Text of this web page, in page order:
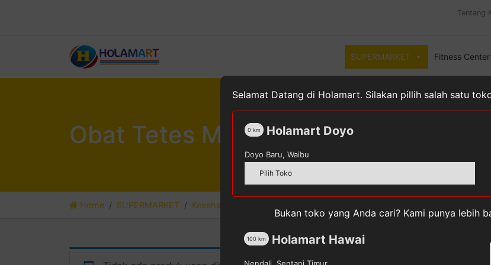
Tentang
SUPERMARKET Fitness Center
Obat Tetes Mata
Home SUPERMARKET Kesehatan & Kecantikan
Selamat Datang di Holamart. Silakan pillih salah satu
Holamart Doyo
0 km
Doyo Baru, Waibu
Pilih Toko
Bukan toko yang Anda cari? Kami punya lebih
Holamart Hawai
100 km
Nendali, Sentani Timur